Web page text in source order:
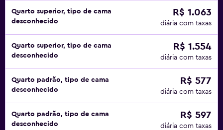
Quarto superior, tipo de cama
desconhecido
R$ 1.063
diária com taxas
Quarto superior, tipo de cama
desconhecido
R$ 1.554
diária com taxas
Quarto padrão, tipo de cama
desconhecido
R$ 577
diária com taxas
Quarto padrão, tipo de cama
desconhecido
R$ 597
diária com taxas